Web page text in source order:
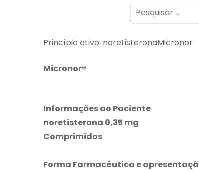
Pesquisar
por:
Princípio ativo: noretisteronaMicronor
Micronor®
Informações ao Paciente
noretisterona 0,35 mg
Comprimidos
Forma Farmacêutica e